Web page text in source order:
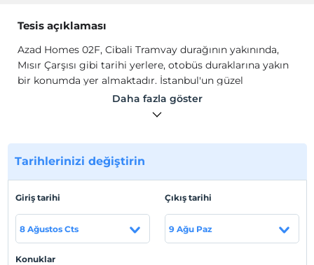
Tesis açıklaması
Azad Homes 02F, Cibali Tramvay durağının yakınında,
Mısır Çarşısı gibi tarihi yerlere, otobüs duraklarına yakın
bir konumda yer almaktadır. İstanbul'un güzel
sokaklarında metro ulaşımı 15-30 dakika yürüme
mesafesindedir. Otelinizdeki 7/24 açık resepsiyondan
bulabileceğiniz yerdedir.
Fatih, Haliç ve Eminönü'nü birbirine bağlayan yol
Duraklarına ve otobüs duraklarına kolayca ulaşabilirsiniz.
Tesis lokasyon bilgileri
Daha fazla göster
Tarihlerinizi değiştirin
Giriş tarihi
8 Ağustos Cts
Çıkış tarihi
9 Ağu Paz
Konuklar